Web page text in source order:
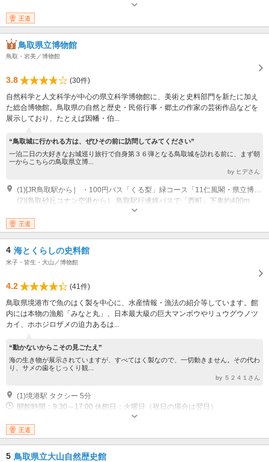
開館時間：9:30～17:00 (最終入場16時30分まで） 休業：無休
王道
鳥取県立博物館
鳥取・岩美／博物館
3.8
(30件)
自然科学と人文科学が中心の県立科学博物館に、美術と史料部門を新たに加え
た総合博物館。鳥取県の自然と歴史・民俗行事・郷土の作家の芸術作品などを
展示しており、たとえば因幡・伯...
“鳥取城に行かれる方は、ぜひその前に訪問してみてください”
一泊二日の大好きなお城巡り旅行で自身第３６弾となる鳥取城を訪れる前に、まず朝
一からこちらの鳥取県立博...
by ヒデさん
(1)[JR鳥取駅から］ ・100円バス「くる梨」緑コース「11仁風閣・県立博物館」下車すぐ ・ループ麒麟獅子「３鳥取城跡」下車すぐ ・砂丘・湖山・賀露方面行 「西町」 下車 約４００m ・市内回り岩倉・中河原方面行 「わらべ館 前」 下車 約６００m
(2)[鳥取砂丘コナン空港から］ 鳥取駅行連絡バスで「西町」下車約400m
開館：09:00～17:00 （入館は閉館30分前、19時まで延長する場合あり） 休
館：月 （祝日の場合は翌日）、年末年始
専用駐車場あり（無料）40台
王道
4 海とくらしの史料館
米子・皆生・大山／博物館
4.2
(41件)
鳥取県境港市で魚のはく製を中心に、水産情報・漁法の紹介等しています。館
内には本物の漁船「みなと丸」、日本最大級の巨大マンボウやリュウグウノツ
カイ、ホホジロザメの迫力あるは...
“動かないからこその見ごたえ”
海の生き物が展示されていますが、すべてはく製なので、一切動きません。その代わ
り、サメの歯をじっくり観...
by ５２４１さん
(1)境港駅 タクシー 5分
開館時間：9:30～17:00 休館日：火曜日（祝日の場合は翌日）
王道
5 鳥取県立大山自然歴史館